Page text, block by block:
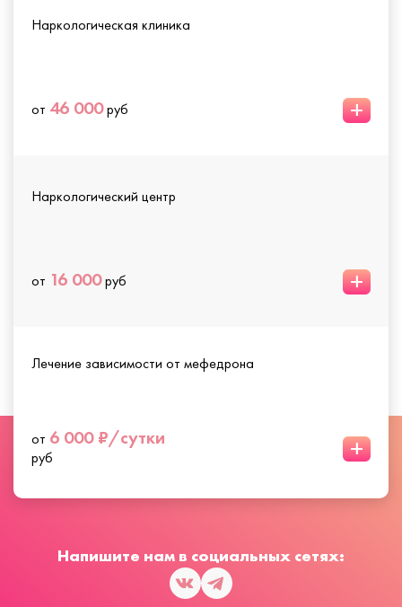
Наркологическая клиника
от 46 000руб +
Наркологический центр
от 16 000руб +
Лечение зависимости от мефедрона
от 6 000 ₽/сутки
руб +
Напишите нам в социальных сетях: